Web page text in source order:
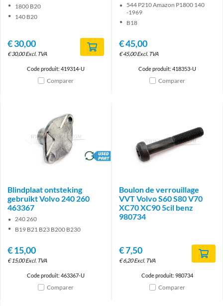
1800 B20
140 B20
€30,00
€30,00 Excl. TVA
Code produit: 419314-U
Comparer
544 P210 Amazon P1800 140
-1969
B18
€45,00
€45,00 Excl. TVA
Code produit: 418353-U
Comparer
brand
Blindplaat ontsteking
gebruikt Volvo 240 260
463367
240 260
B19 B21 B23 B200 B230
€15,00
€15,00 Excl. TVA
Code produit: 463367-U
Comparer
Boulon de verrouillage
VVT Volvo S60 S80 V70
XC70 XC90 5cil benz
980734
€7,50
€6,20 Excl. TVA
Code produit: 980734
Comparer